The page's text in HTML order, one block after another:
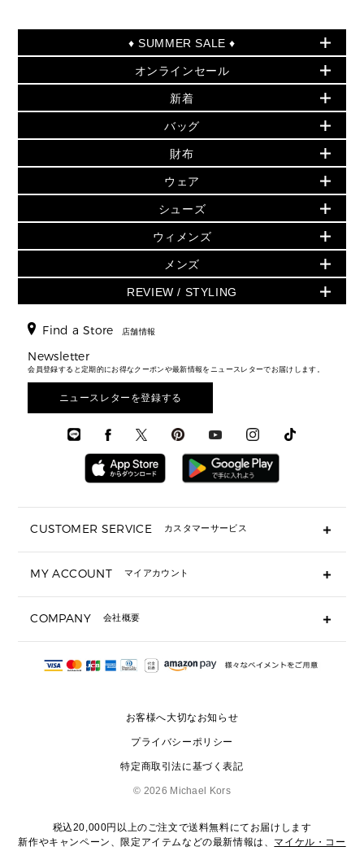
♦ SUMMER SALE ♦
セールおすすめアイテム
▶ ウィメンズ
バッグ
小物
シューズ・靴
ウェア
アクセサリー
時計
▶ メンズ
バッグ
ウェア
アクセサリー
オンラインセール
PRODUCT OF THE MONTH - 今月の特別価格
再値下げアイテム
追加アイテム
▶ ウィメンズすべて(ウェア・シューズ除く)
バッグ
財布・小物
ウェア
シューズ
時計・ジュエリー
アクセサリー
メンズ バッグ
メンズ 財布・小物
メンズ シューズ
メンズ ウェア
メンズ 時計・その他
新着
夏のスタイル
▶ すべて
▶ ウィメンズすべて
財布・小物
アクセサリー
フレグランス
シューズ
▶ メンズすべて
メンズ財布・小物
メンズアクセサリー
メンズウェア
バッグ
人気の定番アイテム
日本限定 - バッグ
▶ ウィメンズすべて
トートバッグ
ショルダーバッグ
クロスボディ・斜め掛け
トラベル
3 IN 1 / 2 IN 1 バッグ
▶ メンズすべて
財布
日本限定 - 財布・小物
▶ ウィメンズすべて
GREENWICH
折り財布(二つ折り・三つ折り)
長財布
▶ メンズすべて
ウェア
▶ ウィメンズすべて
トップス
スカート・パンツ
ジャケット・アウター
▶ メンズすべて
シューズ
▶ ウィメンズすべて
サンダル
スニーカー
▶ メンズすべて
ウィメンズ
人気の定番アイテム
▶ ウィメンズすべて
▶ バッグすべて
通勤・通学アイテム
3 IN 1 バッグ
ミニ財布・フラグメントケース
▶ 小物すべて
定期ケース・カードケース・名刺入れ
サンダル
スニーカー
▶ ウェア
メンズ
▶ メンズすべて
財布・小物
時計・ジュエリー
アクセサリー
REVIEW / STYLING
エディターレビュー
Find a Store 店舗情報
Newsletter
会員登録すると定期的にお得なクーポンや最新情報をニュースレターでお届けします。
ニュースレターを登録する
CUSTOMER SERVICE カスタマーサービス
ギフト用にラッピングができますか？
ショッピングバッグを購入商品分送ってもらえますか？
注文後に完了メールが受信できないのですが？
サイズ交換はできますか？
MY ACCOUNT マイアカウント
COMPANY 会社概要
会社概要
お客様へ大切なお知らせ
プライバシーポリシー
特定商取引法に基づく表記
© 2026 Michael Kors
税込20,000円以上のご注文で送料無料にてお届けします
新作やキャンペーン、限定アイテムなどの最新情報は、 マイケル・コー